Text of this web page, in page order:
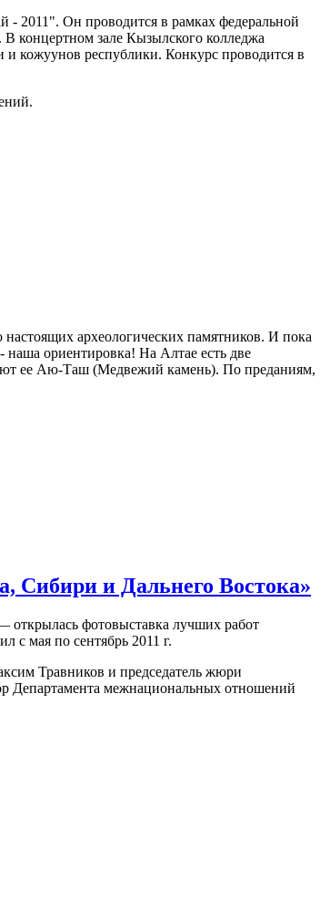
- 2011". Он проводится в рамках федеральной
концертном зале Кызылского колледжа
и кожуунов республики. Конкурс проводится в
археологических памятников. И пока
наша ориентировка! На Алтае есть две
ее Аю-Таш (Медвежий камень). По преданиям,
Сибири и Дальнего Востока»
фотовыставка лучших работ
с мая по сентябрь 2011 г.
Травников и председатель жюри
Департамента межнациональных отношений